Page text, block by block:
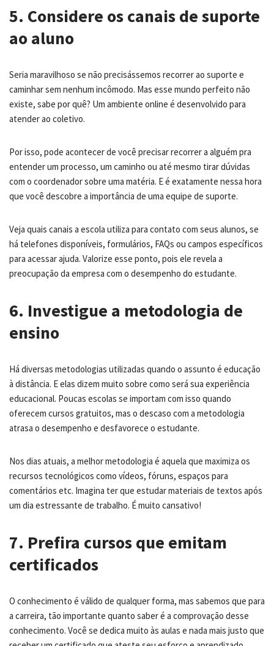
5. Considere os canais de suporte
ao aluno
Seria maravilhoso se não precisássemos recorrer ao suporte e
caminhar sem nenhum incômodo. Mas esse mundo perfeito não
existe, sabe por quê? Um ambiente online é desenvolvido para
atender ao coletivo.
Por isso, pode acontecer de você precisar recorrer a alguém pra
entender um processo, um caminho ou até mesmo tirar dúvidas
com o coordenador sobre uma matéria. E é exatamente nessa hora
que você descobre a importância de uma equipe de suporte.
Veja quais canais a escola utiliza para contato com seus alunos, se
há telefones disponíveis, formulários, FAQs ou campos específicos
para acessar ajuda. Valorize esse ponto, pois ele revela a
preocupação da empresa com o desempenho do estudante.
6. Investigue a metodologia de
ensino
Há diversas metodologias utilizadas quando o assunto é educação
à distância. E elas dizem muito sobre como será sua experiência
educacional. Poucas escolas se importam com isso quando
oferecem cursos gratuitos, mas o descaso com a metodologia
atrasa o desempenho e desfavorece o estudante.
Nos dias atuais, a melhor metodologia é aquela que maximiza os
recursos tecnológicos como vídeos, fóruns, espaços para
comentários etc. Imagina ter que estudar materiais de textos após
um dia estressante de trabalho. É muito cansativo!
7. Prefira cursos que emitam
certificados
O conhecimento é válido de qualquer forma, mas sabemos que para
a carreira, tão importante quanto saber é a comprovação desse
conhecimento. Você se dedica muito às aulas e nada mais justo que